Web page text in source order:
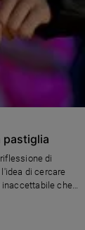
pastiglia
di
di cercare
inaccettabile che
che gli